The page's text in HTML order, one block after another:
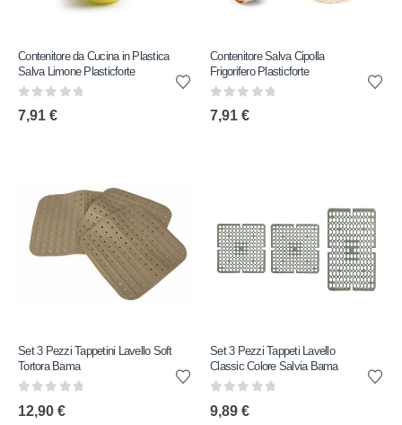
Contenitore da Cucina in Plastica
Salva Limone Plasticforte
0 out of 5
7,91 €
Contenitore Salva Cipolla
Frigorifero Plasticforte
0 out of 5
7,91 €
Set 3 Pezzi Tappetini Lavello Soft
Tortora Bama
12,90 €
Set 3 Pezzi Tappeti Lavello
Classic Colore Salvia Bama
9,89 €